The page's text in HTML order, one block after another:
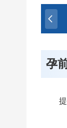
孕
提前